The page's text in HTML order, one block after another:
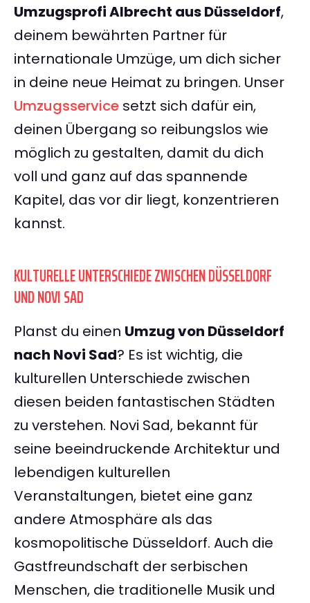
Umzugsprofi Albrecht aus Düsseldorf,
deinem bewährten Partner für
internationale Umzüge, um dich sicher
in deine neue Heimat zu bringen. Unser
Umzugsservice setzt sich dafür ein,
deinen Übergang so reibungslos wie
möglich zu gestalten, damit du dich
voll und ganz auf das spannende
Kapitel, das vor dir liegt, konzentrieren
kannst.
KULTURELLE UNTERSCHIEDE ZWISCHEN DÜSSELDORF
UND NOVI SAD
Planst du einen Umzug von Düsseldorf
nach Novi Sad? Es ist wichtig, die
kulturellen Unterschiede zwischen
diesen beiden fantastischen Städten
zu verstehen. Novi Sad, bekannt für
seine beeindruckende Architektur und
lebendigen kulturellen
Veranstaltungen, bietet eine ganz
andere Atmosphäre als das
kosmopolitische Düsseldorf. Auch die
Gastfreundschaft der serbischen
Menschen, die traditionelle Musik und